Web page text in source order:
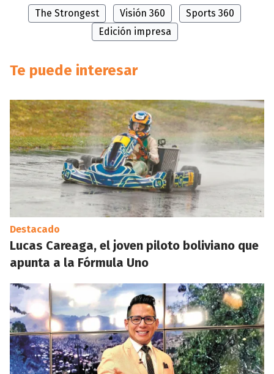
The Strongest Visión 360
Sports 360
Edición impresa
Te puede interesar
Destacado
Lucas Careaga, el joven piloto boliviano que
apunta a la Fórmula Uno